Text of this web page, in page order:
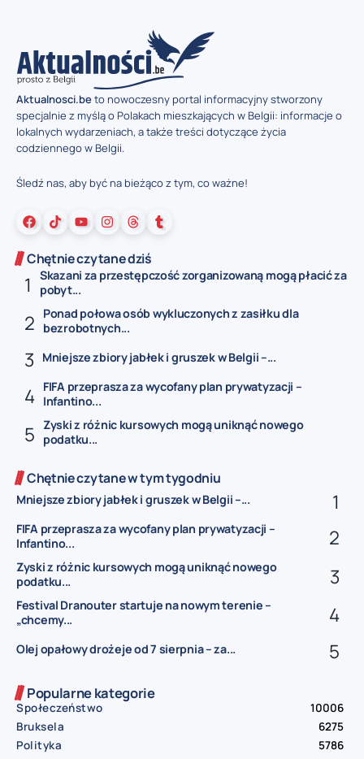
Aktualnosci.beto nowoczesny portal informacyjny stworzony
specjalnie z myślą o Polakach mieszkających w Belgii: informacje o
lokalnych wydarzeniach, a także treści dotyczące życia
codziennego w Belgii.
Śledź nas, aby być na bieżąco z tym, co ważne!
Chętnie czytane dziś
Skazani za przestępczość zorganizowaną mogą płacić za
pobyt...
Ponad połowa osób wykluczonych z zasiłku dla
bezrobotnych...
Mniejsze zbiory jabłek i gruszek w Belgii –...
FIFA przeprasza za wycofany plan prywatyzacji –
Infantino...
Zyski z różnic kursowych mogą uniknąć nowego
podatku...
Chętnie czytane w tym tygodniu
Mniejsze zbiory jabłek i gruszek w Belgii –...
FIFA przeprasza za wycofany plan prywatyzacji –
Infantino...
Zyski z różnic kursowych mogą uniknąć nowego
podatku...
Festival Dranouter startuje na nowym terenie –
„chcemy...
Olej opałowy drożeje od 7 sierpnia – za...
Popularne kategorie
Społeczeństwo
10006
Bruksela
6275
Polityka
5786